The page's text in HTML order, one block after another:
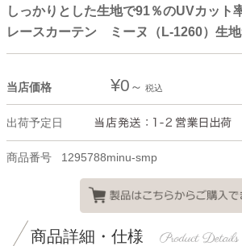
しっかりとした生地で91％のUVカット
レースカーテン ミーヌ（L-1260）生
当店価格 ¥0 税込
出荷予定日
商品番号 1295788minu-smp
商品詳細・仕様